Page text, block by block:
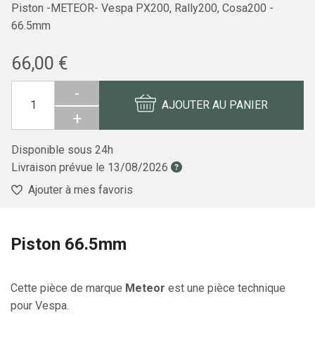
Piston -METEOR- Vespa PX200, Rally200, Cosa200 -
66.5mm
66,00 €
-
+
AJOUTER AU PANIER
Disponible sous 24h
Livraison prévue le 13/08/2026
Ajouter à mes favoris
Piston 66.5mm
Cette pièce de marque Meteor est une pièce technique
pour Vespa.